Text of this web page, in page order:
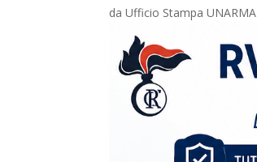
daUfficio Stampa UNARMA